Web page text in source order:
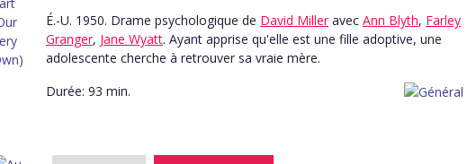
É.-U. 1950. Drame psychologique de David Miller avec Ann Blyth, Farley
Granger, Jane Wyatt. Ayant apprise qu'elle est une fille adoptive, une
adolescente cherche à retrouver sa vraie mère.
Durée: 93 min.